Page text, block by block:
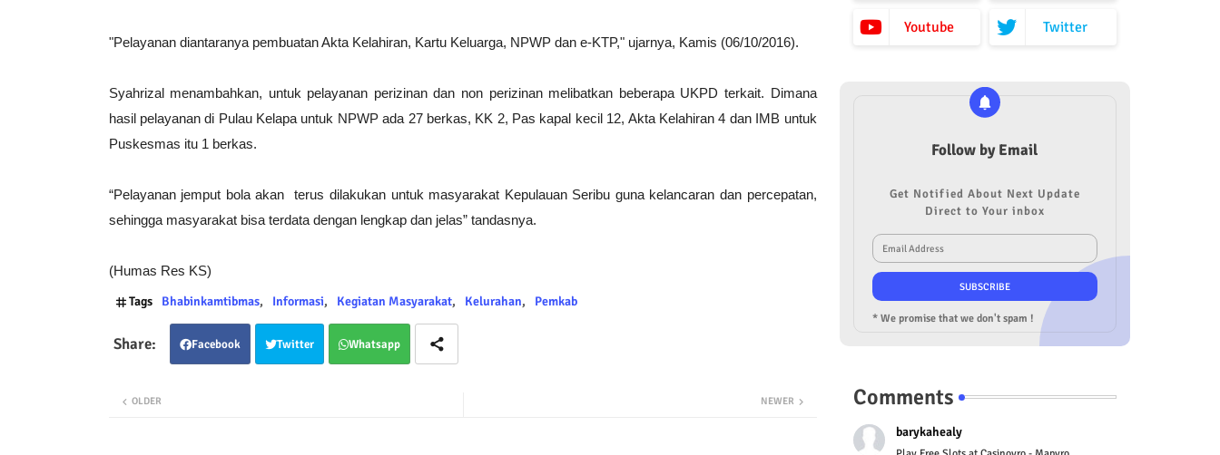
"Pelayanan diantaranya pembuatan Akta Kelahiran, Kartu Keluarga, NPWP dan e-KTP," ujarnya, Kamis (06/10/2016).
Syahrizal menambahkan, untuk pelayanan perizinan dan non perizinan melibatkan beberapa UKPD terkait. Dimana
hasil pelayanan di Pulau Kelapa untuk NPWP ada 27 berkas, KK 2, Pas kapal kecil 12, Akta Kelahiran 4 dan IMB untuk
Puskesmas itu 1 berkas.
“Pelayanan jemput bola akan terus dilakukan untuk masyarakat Kepulauan Seribu guna kelancaran dan percepatan,
sehingga masyarakat bisa terdata dengan lengkap dan jelas” tandasnya.
(Humas Res KS)
Tags
Bhabinkamtibmas Informasi Kegiatan Masyarakat Kelurahan Pemkab
Facebook Twitter Whatsapp
NEWER
OLDER
Youtube Twitter
Follow by Email
Get Notified About Next Update
Direct to Your inbox
* We promise that we don't spam !
Comments
barykahealy